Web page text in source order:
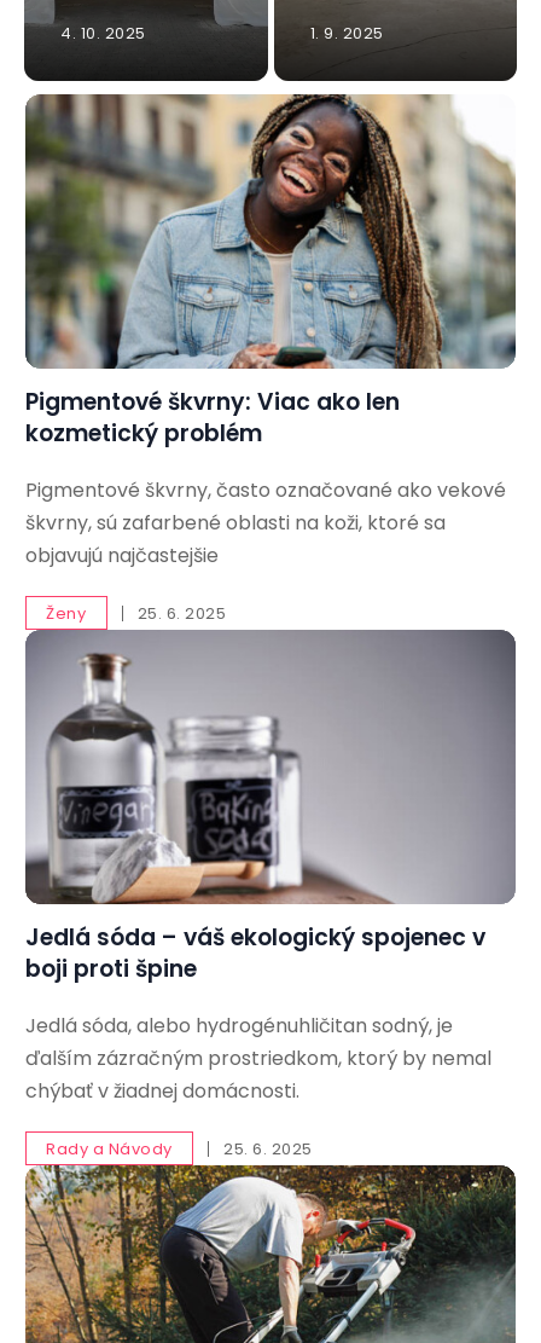
4. 10. 2025 1. 9. 2025
Pigmentové škvrny: Viac ako len
kozmetický problém
Pigmentové škvrny, často označované ako vekové
škvrny, sú zafarbené oblasti na koži, ktoré sa
objavujú najčastejšie
Ženy 25. 6. 2025
Jedlá sóda – váš ekologický spojenec v
boji proti špine
Jedlá sóda, alebo hydrogénuhličitan sodný, je
ďalším zázračným prostriedkom, ktorý by nemal
chýbať v žiadnej domácnosti.
Rady a Návody 25. 6. 2025